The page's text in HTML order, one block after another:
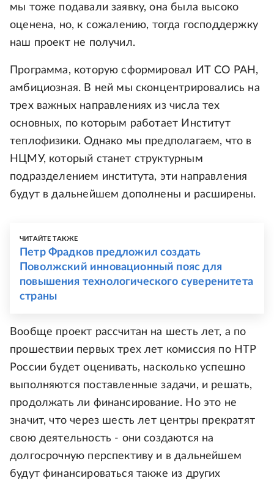
мы тоже подавали заявку, она была высоко
оценена, но, к сожалению, тогда господдержку
наш проект не получил.
Программа, которую сформировал ИТ СО РАН,
амбициозная. В ней мы сконцентрировались на
трех важных направлениях из числа тех
основных, по которым работает Институт
теплофизики. Однако мы предполагаем, что в
НЦМУ, который станет структурным
подразделением института, эти направления
будут в дальнейшем дополнены и расширены.
ЧИТАЙТЕ ТАКЖЕ
Петр Фрадков предложил создать
Поволжский инновационный пояс для
повышения технологического суверенитета
страны
Вообще проект рассчитан на шесть лет, а по
прошествии первых трех лет комиссия по НТР
России будет оценивать, насколько успешно
выполняются поставленные задачи, и решать,
продолжать ли финансирование. Но это не
значит, что через шесть лет центры прекратят
свою деятельность - они создаются на
долгосрочную перспективу и в дальнейшем
будут финансироваться также из других